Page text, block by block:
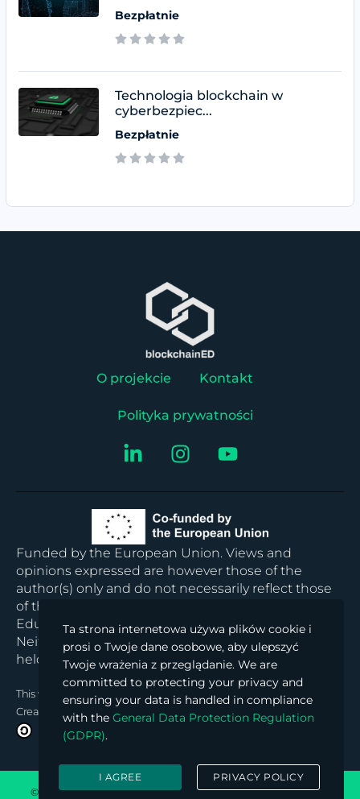
Bezpłatnie
Technologia blockchain w
cyberbezpiec...
Bezpłatnie
O projekcie Kontakt
Polityka prywatności
Funded by the European Union. Views and
opinions expressed are however those of the
author(s) only and do not necessarily reflect those
of the European Union or the European
Education and Culture Executive Agency (EACEA).
Neither the European Union nor EACEA can be
held responsible for them.
This work
© 2024 is licensed under
Creative Commons Attribution-ShareAlike 4.0 International
© 2026 Block Chained Hub. All rights reserved. Powered by
Ta strona internetowa używa plików cookie i
prosi o Twoje dane osobowe, aby ulepszyć
Twoje wrażenia z przeglądanie. We are
committed to protecting your privacy and
ensuring your data is handled in compliance
with the General Data Protection Regulation
(GDPR).
I AGREE PRIVACY POLICY